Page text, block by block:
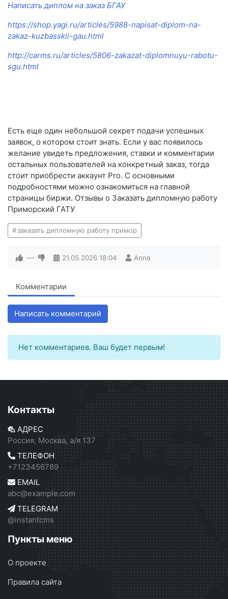
Написать диплом на заказ БГАУ
https://shop.yagi.ru/articles/5988-napisat-diplom-na-
zakaz-kuzbasskii-gau.html
http://carms.ru/articles/5806-zakazat-diplomnuyu-rabotu-
sgu.html
Есть еще один небольшой секрет подачи успешных
заявок, о котором стоит знать. Если у вас появилось
желание увидеть предложения, ставки и комментарии
остальных пользователей на конкретный заказ, тогда
стоит приобрести аккаунт Pro. С основными
подробностями можно ознакомиться на главной
страницы биржи. Отзывы о Заказать дипломную работу
Приморский ГАТУ
заказать дипломную работу примор
— 21.05.2026 18:04 Anna
Комментарии
Написать комментарий
Нет комментариев. Ваш будет первым!
Контакты
АДРЕС
Россия, Москва, а/я 137
ТЕЛЕФОН
+7123456789
EMAIL
abc@example.com
TELEGRAM
@instantcms
Пункты меню
О проекте
Правила сайта